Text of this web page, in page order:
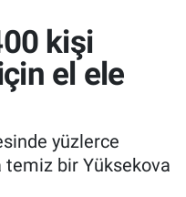
kişi
el ele
yüzlerce
bir Yüksekova